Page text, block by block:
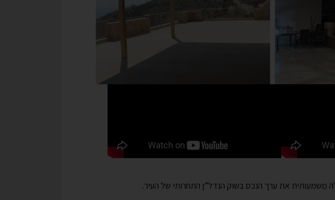
משמעותית את ערך הנכס בשוק הנדל”ן התחרותי של העיר.